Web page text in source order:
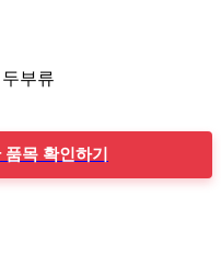
부류
목 확인하기